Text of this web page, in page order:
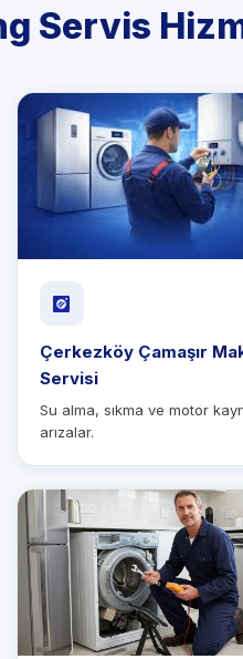
Servis
Çerkezköy Çamaşır
Servisi
Su alma, sıkma ve motor
arızalar.